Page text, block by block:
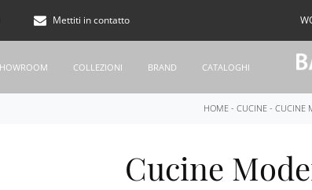
Mettiti in contatto
COLLEZIONI BRAND CATALOGHI
HOME- CUCINE- CUCINE
Cucine